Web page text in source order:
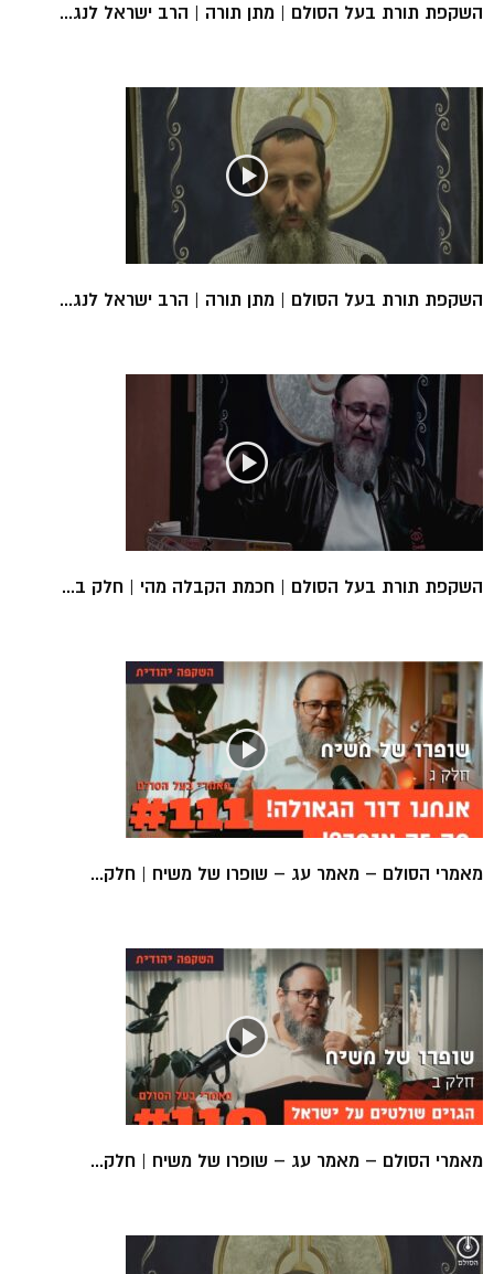
השקפת תורת בעל הסולם | מתן תורה | הרב ישראל לנג...
השקפת תורת בעל הסולם | מתן תורה | הרב ישראל לנג...
השקפת תורת בעל הסולם | חכמת הקבלה מהי | חלק ב...
מאמרי הסולם – מאמר עג – שופרו של משיח | חלק...
מאמרי הסולם – מאמר עג – שופרו של משיח | חלק...